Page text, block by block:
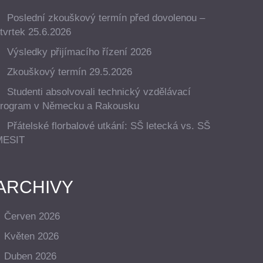
Poslední zkouškový termín před dovolenou –
25.6.2026
Výsledky přijímacího řízení 2026
Zkouškový termín 29.5.2026
Studenti absolvovali technický vzdělávací
v Německu a Rakousku
Přátelské florbalové utkání: SŠ letecká vs. SŠ
Červen 2026
Květen 2026
Duben 2026